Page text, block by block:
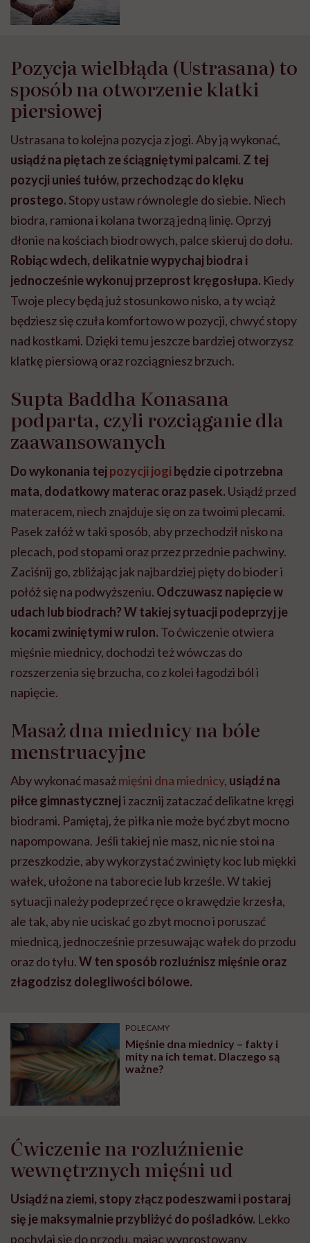
Pozycja wielbłąda (Ustrasana) to
sposób na otworzenie klatki
piersiowej
Ustrasana to kolejna pozycja z jogi. Aby ją wykonać,
usiądź na piętach ze ściągniętymi palcami. Z tej
pozycji unieś tułów, przechodząc do klęku
prostego.Stopy ustaw równolegle do siebie. Niech
biodra, ramiona i kolana tworzą jedną linię. Oprzyj
dłonie na kościach biodrowych, palce skieruj do dołu.
Robiąc wdech, delikatnie wypychaj biodra i
jednocześnie wykonuj przeprost kręgosłupa. Kiedy
Twoje plecy będą już stosunkowo nisko, a ty wciąż
będziesz się czuła komfortowo w pozycji, chwyć stopy
nad kostkami. Dzięki temu jeszcze bardziej otworzysz
klatkę piersiową oraz rozciągniesz brzuch.
Supta Baddha Konasana
podparta, czyli rozciąganie dla
zaawansowanych
Do wykonania tej pozycji jogi będzie ci potrzebna
mata, dodatkowy materac oraz pasek. Usiądź przed
materacem, niech znajduje się on za twoimi plecami.
Pasek załóż w taki sposób, aby przechodził nisko na
plecach, pod stopami oraz przez przednie pachwiny.
Zaciśnij go, zbliżając jak najbardziej pięty do bioder i
połóż się na podwyższeniu. Odczuwasz napięcie w
udach lub biodrach? W takiej sytuacji podeprzyj je
kocami zwiniętymi w rulon. To ćwiczenie otwiera
mięśnie miednicy, dochodzi też wówczas do
rozszerzenia się brzucha, co z kolei łagodzi ból i
napięcie.
Masaż dna miednicy na bóle
menstruacyjne
Aby wykonać masażmięśni dna miednicy, usiądź na
piłce gimnastyczneji zacznij zataczać delikatne kręgi
biodrami. Pamiętaj, że piłka nie może być zbyt mocno
napompowana. Jeśli takiej nie masz, nic nie stoi na
przeszkodzie, aby wykorzystać zwinięty koc lub miękki
wałek, ułożone na taborecie lub krześle. W takiej
sytuacji należy podeprzeć ręce o krawędzie krzesła,
ale tak, aby nie uciskać go zbyt mocno i poruszać
miednicą, jednocześnie przesuwając wałek do przodu
oraz do tyłu.W ten sposób rozluźnisz mięśnie oraz
złagodzisz dolegliwości bólowe.
POLECAMY
Mięśnie dna miednicy – fakty i
mity na ich temat. Dlaczego są
ważne?
Ćwiczenie na rozluźnienie
wewnętrznych mięśni ud
Usiądź na ziemi, stopy złącz podeszwami i postaraj
się je maksymalnie przybliżyć do pośladków. Lekko
pochylaj się do przodu, mając wyprostowany